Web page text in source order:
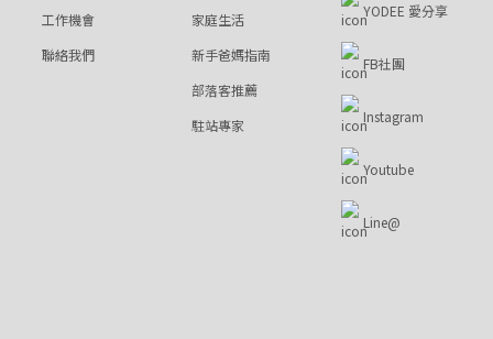
工作機會
聯絡我們
家庭生活
新手爸媽指南
部落客推薦
駐站專家
YODEE 愛分享
FB社團
Instagram
Youtube
Line@